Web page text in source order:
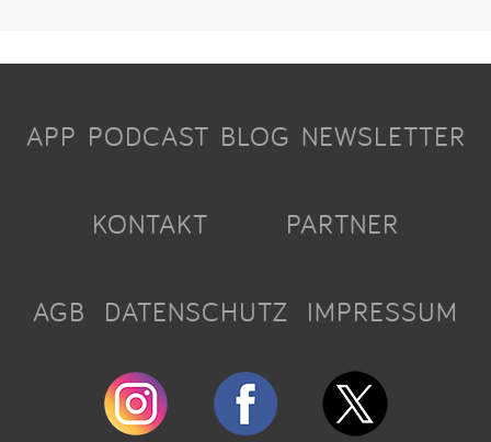
APP PODCAST BLOG NEWSLETTER
KONTAKT PARTNER
AGB DATENSCHUTZ IMPRESSUM